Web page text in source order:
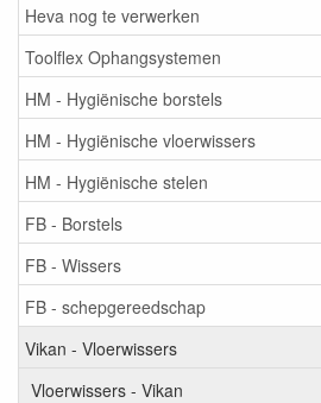
Heva nog te verwerken
Toolflex Ophangsystemen
HM - Hygiënische borstels
HM - Hygiënische vloerwissers
HM - Hygiënische stelen
FB - Borstels
FB - Wissers
FB - schepgereedschap
Vikan - Vloerwissers
Vloerwissers - Vikan